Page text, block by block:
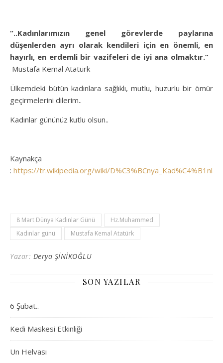
“..Kadınlarımızın genel görevlerde paylarına
düşenlerden ayrı olarak kendileri için en önemli, en
hayırlı, en erdemli bir vazifeleri de iyi ana olmaktır.”
Mustafa Kemal Atatürk
Ülkemdeki bütün kadınlara sağlıklı, mutlu, huzurlu bir ömür
geçirmelerini dilerim..
Kadınlar gününüz kutlu olsun..
Kaynakça
: https://tr.wikipedia.org/wiki/
8 Mart Dünya Kadınlar Günü
Hz.Muhammed
Kadınlar günü
Mustafa Kemal Atatürk
Yazar: Derya ŞİNİKOĞLU
SON YAZILAR
6 Şubat..
Kedi Maskesi Etkinliği
Un Helvası